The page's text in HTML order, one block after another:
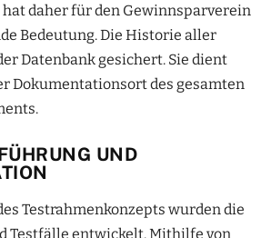
daher für den Gewinnsparverein
Bedeutung. Die Historie aller
Datenbank gesichert. Sie dient
Dokumentationsort des gesamten
UND
Testrahmenkonzepts wurden die
Testfälle entwickelt. Mithilfe von